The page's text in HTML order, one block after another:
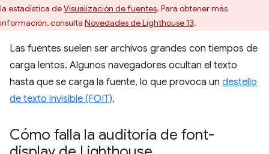
la estadística deVisualización de fuentes. Para obtener más
información, consulta Novedades de Lighthouse 13.
Las fuentes suelen ser archivos grandes con tiempos de
carga lentos. Algunos navegadores ocultan el texto
hasta que se carga la fuente, lo que provoca un destello
de texto invisible (FOIT).
Cómo falla la auditoría de font-